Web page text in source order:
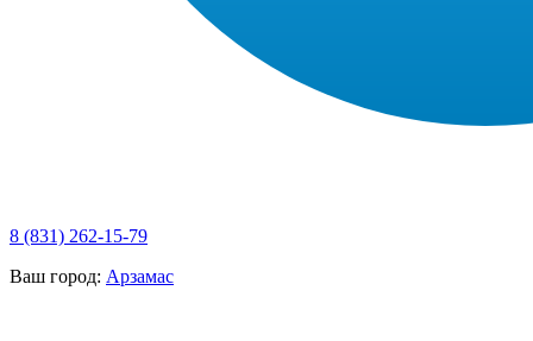
8 (831) 262-15-79
Ваш город: Арзамас